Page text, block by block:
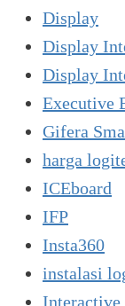
Display
Display
Display
Executive
Gifera
harga
ICEboard
IFP
Insta360
instalasi
Interactive